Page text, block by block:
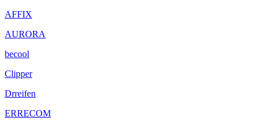
AFFIX
AURORA
becool
Clipper
Drreifen
ERRECOM